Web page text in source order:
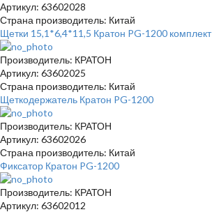
Артикул: 63602028
Страна производитель: Китай
Щетки 15,1*6,4*11,5 Кратон PG-1200 комплект
Производитель: КРАТОН
Артикул: 63602025
Страна производитель: Китай
Щеткодержатель Кратон PG-1200
Производитель: КРАТОН
Артикул: 63602026
Страна производитель: Китай
Фиксатор Кратон PG-1200
Производитель: КРАТОН
Артикул: 63602012